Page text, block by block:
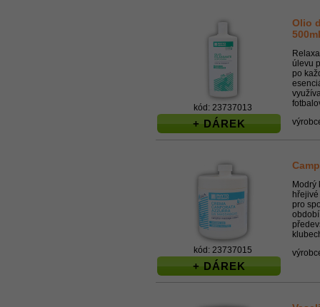
kód: 23737013
+ DÁREK
Olio
500ml
úlevu
po
kód: 23737015
+ DÁREK
Modrý
pro